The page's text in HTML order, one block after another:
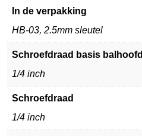
In de verpakking
HB-03, 2.5mm sleutel
Schroefdraad basis balhoofd
1/4 inch
Schroefdraad
1/4 inch